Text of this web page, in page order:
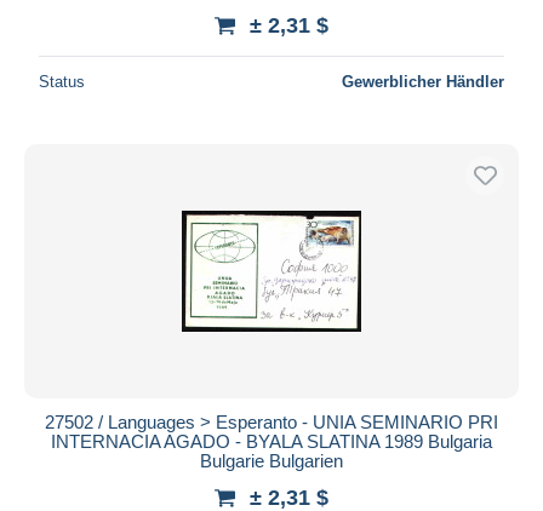
± 2,31 $
Status Gewerblicher Händler
27502 / Languages > Esperanto - UNIA SEMINARIO PRI
INTERNACIA AGADO - BYALA SLATINA 1989 Bulgaria
Bulgarie Bulgarien
± 2,31 $